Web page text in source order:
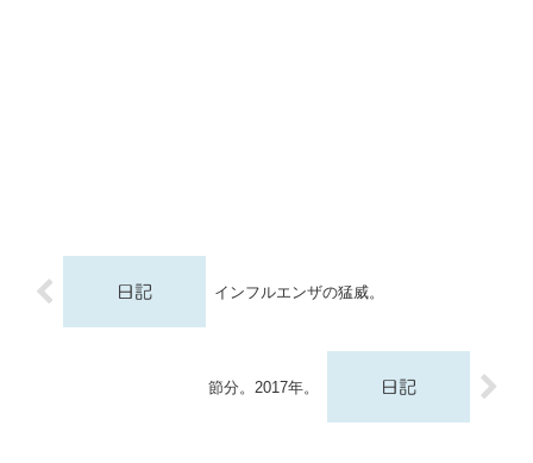
インフルエンザの猛威。
節分。2017年。